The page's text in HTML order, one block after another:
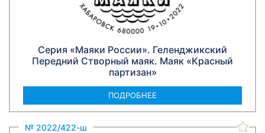
Серия «Маяки России». Геленджикский
Передний Створный маяк. Маяк «Красный
партизан»
ПОДРОБНЕЕ
№ 2022/422-ш